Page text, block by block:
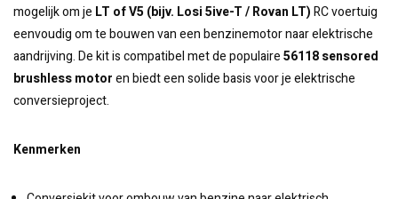
mogelijk om je LT of V5 (bijv. Losi 5ive-T / Rovan LT)RC voertuig
eenvoudig om te bouwen van een benzinemotor naar elektrische
aandrijving. De kit is compatibel met de populaire56118 sensored
brushless motoren biedt een solide basis voor je elektrische
conversieproject.
Kenmerken